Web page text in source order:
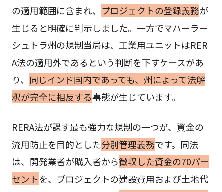
の適用範囲に含まれ、 プロジェクトの登録義務が
生じると明確に判示しました。一方でマハーラー
シュトラ州の規制当局は、工業用ユニットはRER
A法の適用外であるという判断を下すケースがあ
り、 同じインド国内であっても、州によって法解
釈が完全に相反する事態が生じています。
RERA法が課す最も強力な規制の一つが、資金の
流用防止を目的とした分別管理義務です。同法
は、開発業者が購入者から徴収した資金の70パー
セントを、プロジェクトの建設費用および土地代